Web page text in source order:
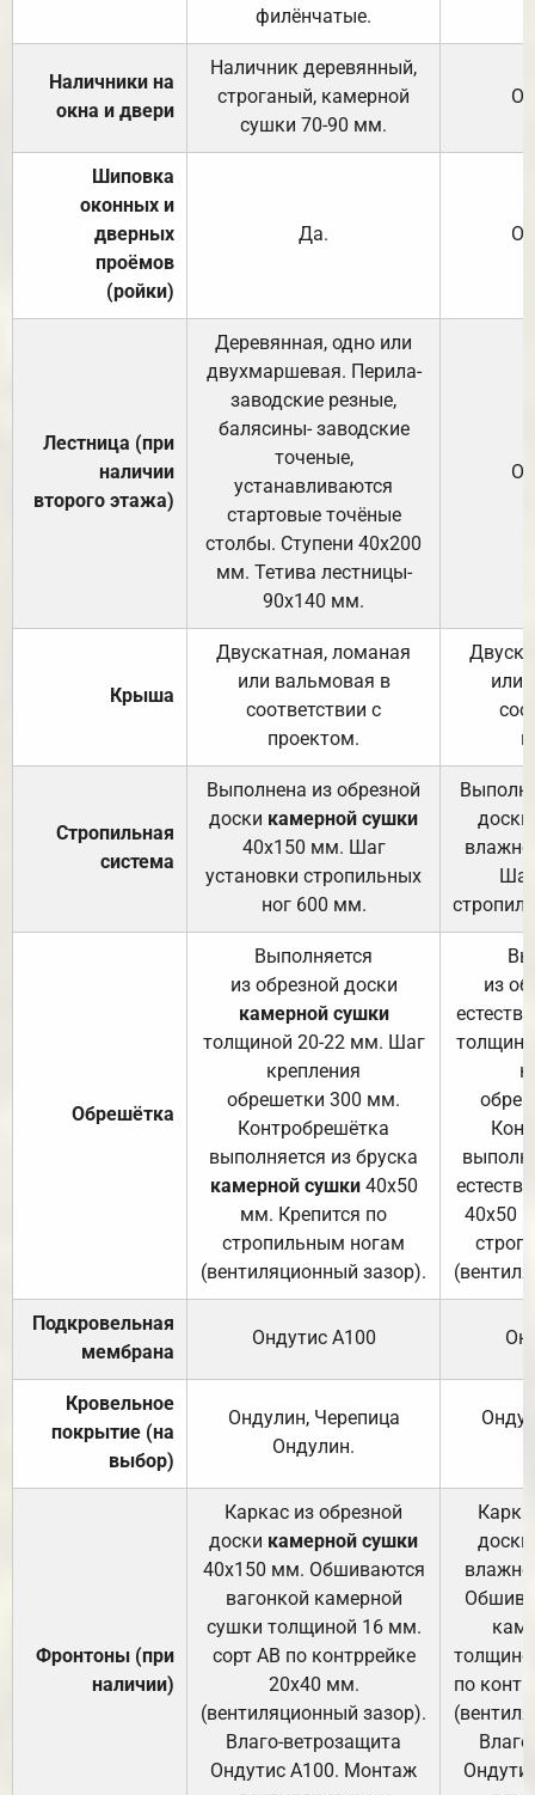
филёнчатые.
Наличники на
окна и двери
Наличник деревянный,
строганый, камерной
сушки 70-90 мм.
Шиповка
оконных и
дверных
проёмов
(ройки)
Да.
Лестница (при
наличии
второго этажа)
Деревянная, одно или
двухмаршевая. Перила-
заводские резные,
балясины- заводские
точеные,
устанавливаются
стартовые точёные
столбы. Ступени 40х200
мм. Тетива лестницы-
90х140 мм.
Крыша
Двускатная, ломаная
или вальмовая в
соответствии с
проектом.
или
Стропильная
система
Выполнена из обрезной
доски камерной сушки
40х150 мм. Шаг
установки стропильных
ног 600 мм.
доски
Обрешётка
Выполняется
из обрезной доски
камерной сушки
толщиной 20-22 мм. Шаг
крепления
обрешетки 300 мм.
Контробрешётка
выполняется из бруска
камерной сушки40х50
мм. Крепится по
стропильным ногам
(вентиляционный зазор).
из
40х50
Подкровельная
мембрана
Ондутис А100
Кровельное
покрытие (на
выбор)
Ондулин, Черепица
Ондулин.
Фронтоны (при
наличии)
Каркас из обрезной
доски камерной сушки
40х150 мм. Обшиваются
вагонкой камерной
сушки толщиной 16 мм.
сорт АВ по контррейке
20х40 мм.
(вентиляционный зазор).
Влаго-ветрозащита
Ондутис А100. Монтаж
доски
по